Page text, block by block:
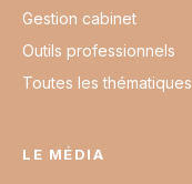
Gestion cabinet
Outils professionnels
Toutes les thématiques
LE MÉDIA